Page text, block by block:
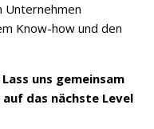
Unternehmen
Know-how und den
uns gemeinsam
das nächste Level